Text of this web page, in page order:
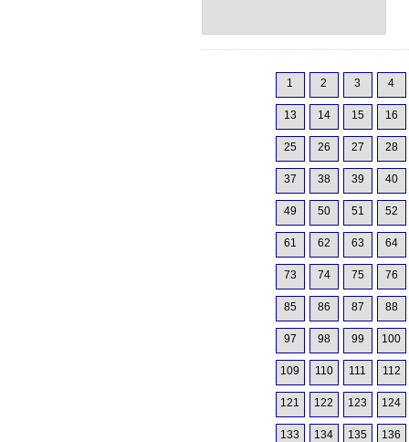
1 2 3 4
13 14 15 16
25 26 27 28
37 38 39 40
49 50 51 52
61 62 63 64
73 74 75 76
85 86 87 88
97 98 99 100
109 110 111 112
121 122 123 124
133 134 135 136